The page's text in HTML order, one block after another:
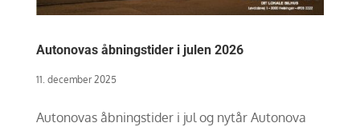
Autonovas åbningstider i julen 2026
11. december 2025
Autonovas åbningstider i jul og nytår Autonova